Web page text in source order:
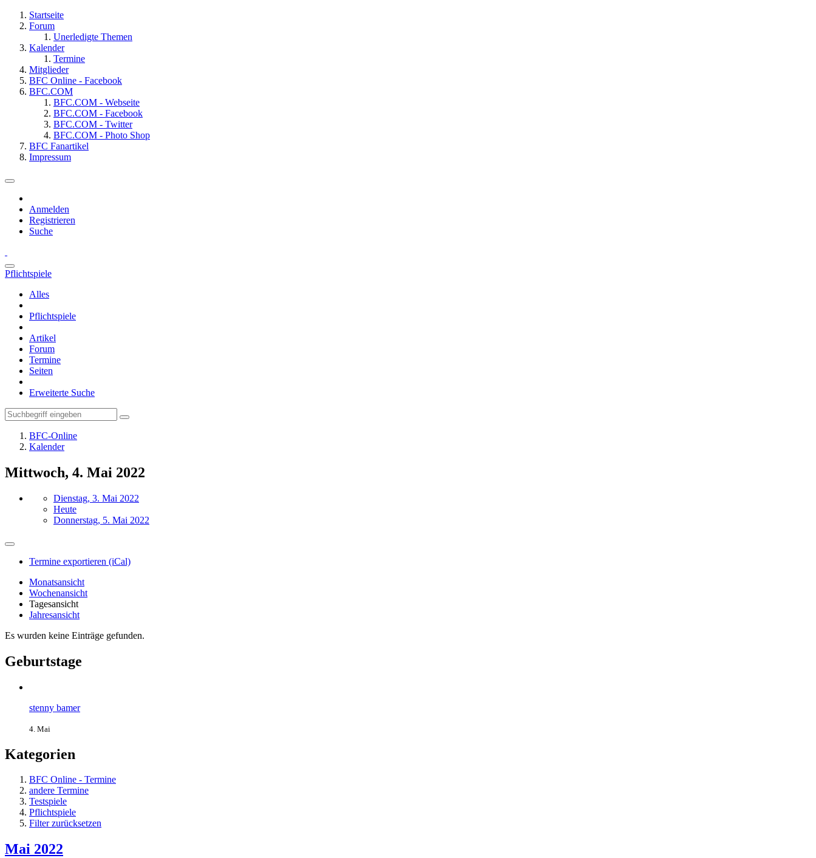
Startseite
Forum
Unerledigte Themen
Kalender
Termine
Mitglieder
BFC Online - Facebook
BFC.COM
BFC.COM - Webseite
BFC.COM - Facebook
BFC.COM - Twitter
BFC.COM - Photo Shop
BFC Fanartikel
Impressum
Anmelden
Registrieren
Suche
Pflichtspiele
Alles
Pflichtspiele
Artikel
Forum
Termine
Seiten
Erweiterte Suche
BFC-Online
Kalender
Mittwoch, 4. Mai 2022
Dienstag, 3. Mai 2022
Heute
Donnerstag, 5. Mai 2022
Termine exportieren (iCal)
Monatsansicht
Wochenansicht
Tagesansicht
Jahresansicht
Es wurden keine Einträge gefunden.
Geburtstage
stenny bamer
4. Mai
Kategorien
BFC Online - Termine
andere Termine
Testspiele
Pflichtspiele
Filter zurücksetzen
Mai 2022